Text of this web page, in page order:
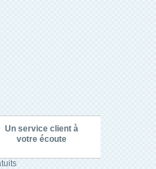
Un service client à
votre écoute